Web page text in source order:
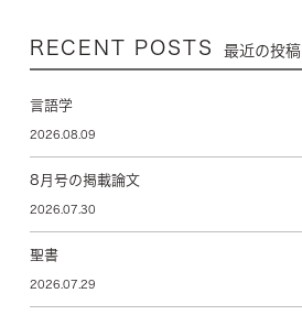
RECENT POSTS 最近の投稿
言語学
2026.08.09
8月号の掲載論文
2026.07.30
聖書
2026.07.29